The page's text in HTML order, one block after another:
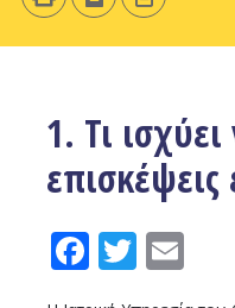
1. Τι ισχύει
Facebook